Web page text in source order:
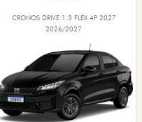
CRONOS DRIVE 1.3 FLEX 4P 2027
2026/2027